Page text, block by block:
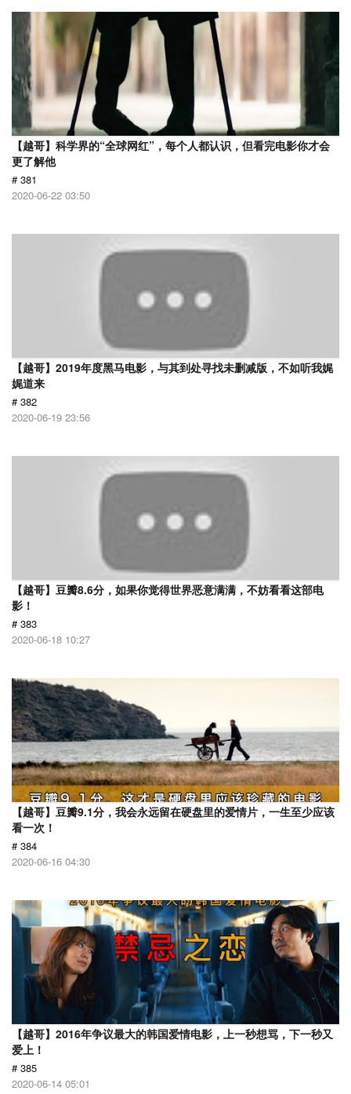
【越哥】科学界的“全球网红”，每个人都认识，但看完电影你才会
更了解他
# 381
2020-06-22 03:50
【越哥】2019年度黑马电影，与其到处寻找未删减版，不如听我娓
娓道来
# 382
2020-06-19 23:56
【越哥】豆瓣8.6分，如果你觉得世界恶意满满，不妨看看这部电
影！
# 383
2020-06-18 10:27
【越哥】豆瓣9.1分，我会永远留在硬盘里的爱情片，一生至少应该
看一次！
# 384
2020-06-16 04:30
【越哥】2016年争议最大的韩国爱情电影，上一秒想骂，下一秒又
爱上！
# 385
2020-06-14 05:01